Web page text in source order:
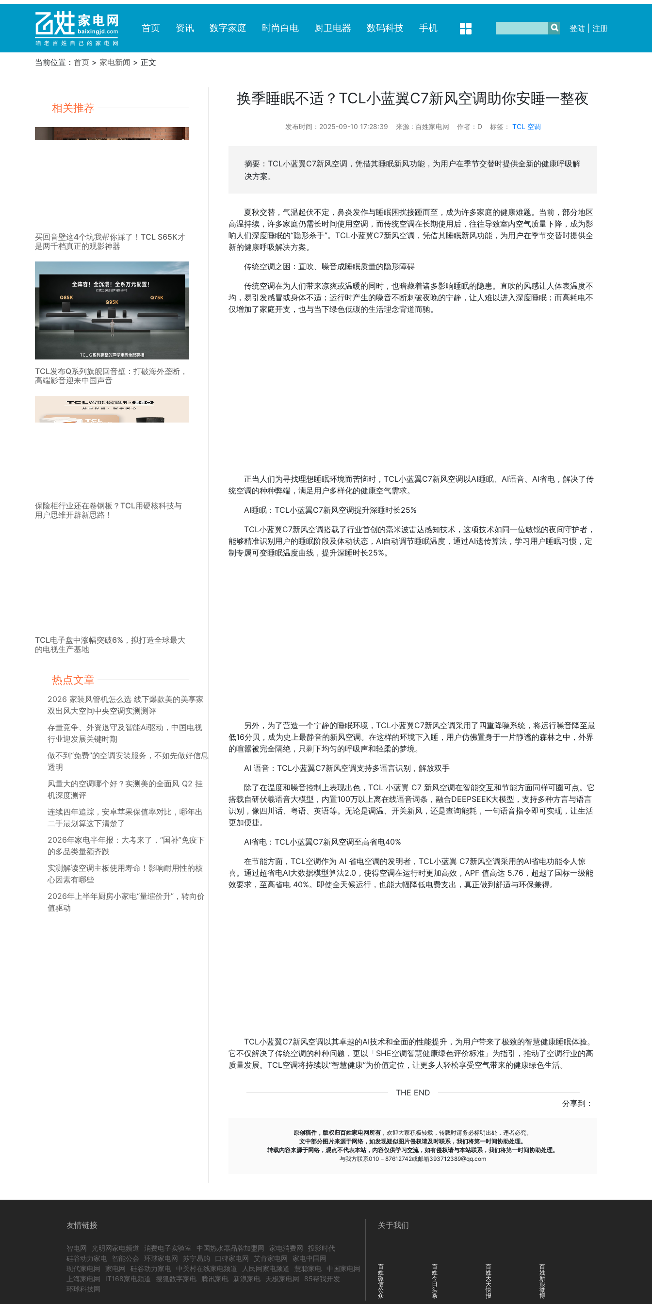
首页 资讯 数字家庭 时尚白电 厨卫电器 数码科技 手机 登陆| 注册
当前位置： 首页 > 家电新闻 > 正文
相关推荐
买回音壁这4个坑我帮你踩了！TCL S65K才
是两千档真正的观影神器
TCL发布Q系列旗舰回音壁：打破海外垄断，
高端影音迎来中国声音
保险柜行业还在卷钢板？TCL用硬核科技与
用户思维开辟新思路！
TCL电子盘中涨幅突破6%，拟打造全球最大
的电视生产基地
热点文章
2026 家装风管机怎么选 线下爆款美的美享家
双出风大空间中央空调实测测评
存量竞争、外资退守及智能Ai驱动，中国电视
行业迎发展关键时期
做不到“免费”的空调安装服务，不如先做好信息
透明
风量大的空调哪个好？实测美的全面风 Q2 挂
机深度测评
连续四年追踪，安卓苹果保值率对比，哪年出
二手最划算这下清楚了
2026年家电半年报：大考来了，“国补”免疫下
的多品类量额齐跌
实测解读空调主板使用寿命！影响耐用性的核
心因素有哪些
2026年上半年厨房小家电“量缩价升”，转向价
值驱动
换季睡眠不适？TCL小蓝翼C7新风空调助你安睡一整夜
发布时间：2025-09-10 17:28:39 来源 : 百姓家电网 作者：D 标签： TCL 空调
摘要：TCL小蓝翼C7新风空调，凭借其睡眠新风功能，为用户在季节交替时提供全新的健康呼吸解
决方案。
夏秋交替，气温起伏不定，鼻炎发作与睡眠困扰接踵而至，成为许多家庭的健康难题。当前，部分地区
高温持续，许多家庭仍需长时间使用空调，而传统空调在长期使用后，往往导致室内空气质量下降，成为影
响人们深度睡眠的“隐形杀手”。TCL小蓝翼C7新风空调，凭借其睡眠新风功能，为用户在季节交替时提供全
新的健康呼吸解决方案。
传统空调之困：直吹、噪音成睡眠质量的隐形障碍
传统空调在为人们带来凉爽或温暖的同时，也暗藏着诸多影响睡眠的隐患。直吹的风感让人体表温度不
均，易引发感冒或身体不适；运行时产生的噪音不断刺破夜晚的宁静，让人难以进入深度睡眠；而高耗电不
仅增加了家庭开支，也与当下绿色低碳的生活理念背道而驰。
正当人们为寻找理想睡眠环境而苦恼时，TCL小蓝翼C7新风空调以AI睡眠、AI语音、AI省电，解决了传
统空调的种种弊端，满足用户多样化的健康空气需求。
AI睡眠：TCL小蓝翼C7新风空调提升深睡时长25%
TCL小蓝翼C7新风空调搭载了行业首创的毫米波雷达感知技术，这项技术如同一位敏锐的夜间守护者，
能够精准识别用户的睡眠阶段及体动状态，AI自动调节睡眠温度，通过AI遗传算法，学习用户睡眠习惯，定
制专属可变睡眠温度曲线，提升深睡时长25%。
另外，为了营造一个宁静的睡眠环境，TCL小蓝翼C7新风空调采用了四重降噪系统，将运行噪音降至最
低16分贝，成为史上最静音的新风空调。在这样的环境下入睡，用户仿佛置身于一片静谧的森林之中，外界
的喧嚣被完全隔绝，只剩下均匀的呼吸声和轻柔的梦境。
AI 语音：TCL小蓝翼C7新风空调支持多语言识别，解放双手
除了在温度和噪音控制上表现出色，TCL 小蓝翼 C7 新风空调在智能交互和节能方面同样可圈可点。它
搭载自研伏羲语音大模型，内置100万以上离在线语音词条，融合DEEPSEEK大模型，支持多种方言与语言
识别，像四川话、粤语、英语等。无论是调温、开关新风，还是查询能耗，一句语音指令即可实现，让生活
更加便捷。
AI省电：TCL小蓝翼C7新风空调至高省电40%
在节能方面，TCL空调作为 AI 省电空调的发明者，TCL小蓝翼 C7新风空调采用的AI省电功能令人惊
喜。通过超省电AI大数据模型算法2.0，使得空调在运行时更加高效，APF 值高达 5.76，超越了国标一级能
效要求，至高省电 40%。即使全天候运行，也能大幅降低电费支出，真正做到舒适与环保兼得。
TCL小蓝翼C7新风空调以其卓越的AI技术和全面的性能提升，为用户带来了极致的智慧健康睡眠体验。
它不仅解决了传统空调的种种问题，更以「SHE空调智慧健康绿色评价标准」为指引，推动了空调行业的高
质量发展。TCL空调将持续以“智慧健康”为价值定位，让更多人轻松享受空气带来的健康绿色生活。
THE END
分享到：
原创稿件，版权归百姓家电网所有 ，欢迎大家积极转载，转载时请务必标明出处，违者必究。
文中部分图片来源于网络，如发现疑似图片侵权请及时联系，我们将第一时间协助处理。
转载内容来源于网络，观点不代表本站，内容仅供学习交流，如有侵权请与本站联系，我们将第一时间协助处理。
与我方联系010－87612742或邮箱393712389@qq.com
友情链接
智电网 光明网家电频道 消费电子实验室 中国热水器品牌加盟网 家电消费网
投影时代
硅谷动力家电
智能公会 环球家电网 苏宁易购 口碑家电网 艾肯家电网
家电中国网
现代家电网
家电网 硅谷动力家电 中关村在线家电频道 人民网家电频道 慧聪家电
中国家电网
上海家电网
IT168家电频道 搜狐数字家电 腾讯家电 新浪家电 天极家电网
85帮我开发
环球科技网
关于我们
百
姓
微
信
公
众
百
姓
今
日
头
条
百
姓
天
天
快
报
百
姓
新
浪
微
博